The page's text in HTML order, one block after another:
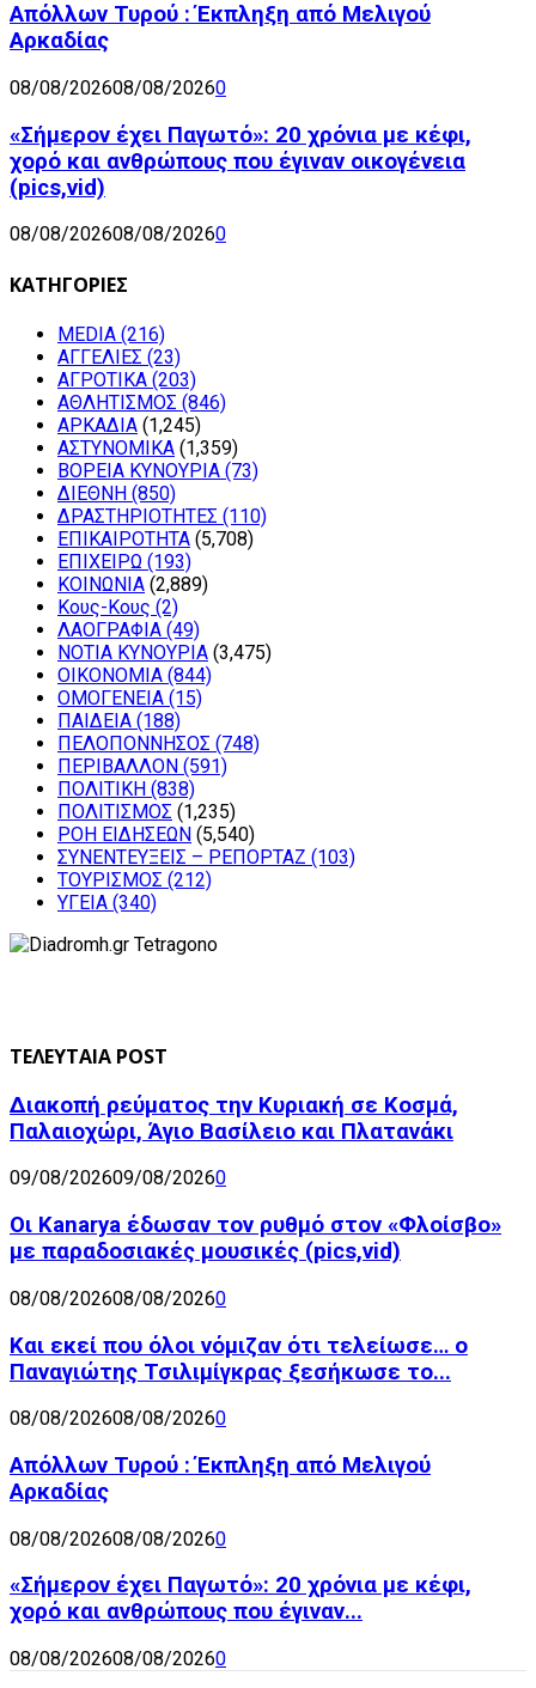
Απόλλων Τυρού : Έκπληξη από Μελιγού
Αρκαδίας
08/08/202608/08/20260
«Σήμερον έχει Παγωτό»: 20 χρόνια με κέφι,
χορό και ανθρώπους που έγιναν οικογένεια
(pics,vid)
08/08/202608/08/20260
ΚΑΤΗΓΟΡΙΕΣ
MEDIA (216)
ΑΓΓΕΛΙΕΣ (23)
ΑΓΡΟΤΙΚΑ (203)
ΑΘΛΗΤΙΣΜΟΣ (846)
ΑΡΚΑΔΙΑ (1,245)
ΑΣΤΥΝΟΜΙΚΑ (1,359)
ΒΟΡΕΙΑ ΚΥΝΟΥΡΙΑ (73)
ΔΙΕΘΝΗ (850)
ΔΡΑΣΤΗΡΙΟΤΗΤΕΣ (110)
ΕΠΙΚΑΙΡΟΤΗΤΑ (5,708)
ΕΠΙΧΕΙΡΩ (193)
ΚΟΙΝΩΝΙΑ (2,889)
Κους-Κους (2)
ΛΑΟΓΡΑΦΙΑ (49)
ΝΟΤΙΑ ΚΥΝΟΥΡΙΑ (3,475)
ΟΙΚΟΝΟΜΙΑ (844)
ΟΜΟΓΕΝΕΙΑ (15)
ΠΑΙΔΕΙΑ (188)
ΠΕΛΟΠΟΝΝΗΣΟΣ (748)
ΠΕΡΙΒΑΛΛΟΝ (591)
ΠΟΛΙΤΙΚΗ (838)
ΠΟΛΙΤΙΣΜΟΣ (1,235)
ΡΟΗ ΕΙΔΗΣΕΩΝ (5,540)
ΣΥΝΕΝΤΕΥΞΕΙΣ – ΡΕΠΟΡΤΑΖ (103)
ΤΟΥΡΙΣΜΟΣ (212)
ΥΓΕΙΑ (340)
ΤΕΛΕΥΤΑΙΑ POST
Διακοπή ρεύματος την Κυριακή σε Κοσμά,
Παλαιοχώρι, Άγιο Βασίλειο και Πλατανάκι
09/08/202609/08/20260
Οι Kanarya έδωσαν τον ρυθμό στον «Φλοίσβο»
με παραδοσιακές μουσικές (pics,vid)
08/08/202608/08/20260
Και εκεί που όλοι νόμιζαν ότι τελείωσε… ο
Παναγιώτης Τσιλιμίγκρας ξεσήκωσε το...
08/08/202608/08/20260
Απόλλων Τυρού : Έκπληξη από Μελιγού
Αρκαδίας
08/08/202608/08/20260
«Σήμερον έχει Παγωτό»: 20 χρόνια με κέφι,
χορό και ανθρώπους που έγιναν...
08/08/202608/08/20260